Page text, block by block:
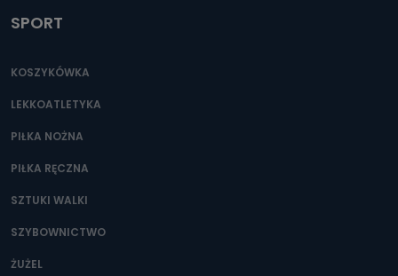
SPORT
KOSZYKÓWKA
LEKKOATLETYKA
PIŁKA NOŻNA
PIŁKA RĘCZNA
SZTUKI WALKI
SZYBOWNICTWO
ŻUŻEL